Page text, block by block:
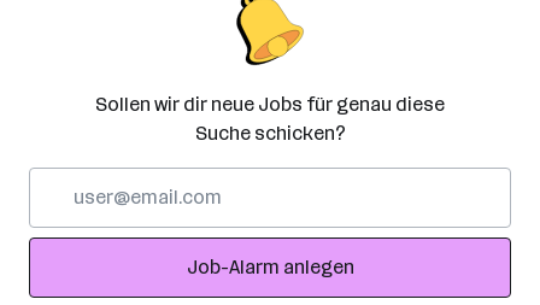
Sollen wir dir neue Jobs für genau diese
Suche schicken?
Adresse
Job-Alarm anlegen